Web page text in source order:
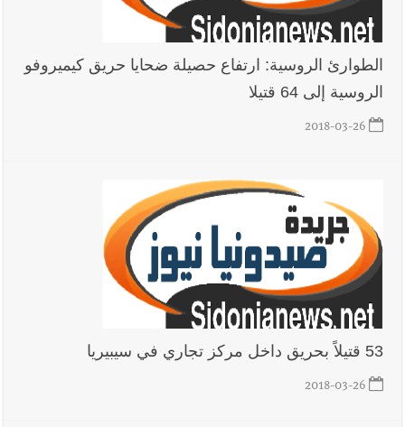
الطوارئ الروسية: ارتفاع حصيلة ضحايا حريق كيميروفو
الروسية إلى 64 قتيلا
2018-03-26
53 قتيلاً بحريق داخل مركز تجاري في سيبيريا
2018-03-26